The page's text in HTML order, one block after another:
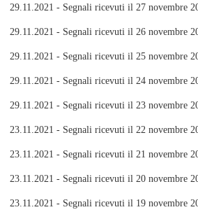
29.11.2021 - Segnali ricevuti il 27 novembre
29.11.2021 - Segnali ricevuti il 26 novembre
29.11.2021 - Segnali ricevuti il 25 novembre
29.11.2021 - Segnali ricevuti il 24 novembre
29.11.2021 - Segnali ricevuti il 23 novembre
23.11.2021 - Segnali ricevuti il 22 novembre
23.11.2021 - Segnali ricevuti il 21 novembre
23.11.2021 - Segnali ricevuti il 20 novembre
23.11.2021 - Segnali ricevuti il 19 novembre